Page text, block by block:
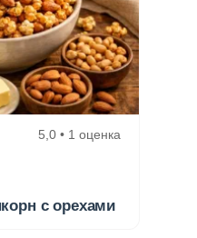
5,0 • 1 оценка
с орехами